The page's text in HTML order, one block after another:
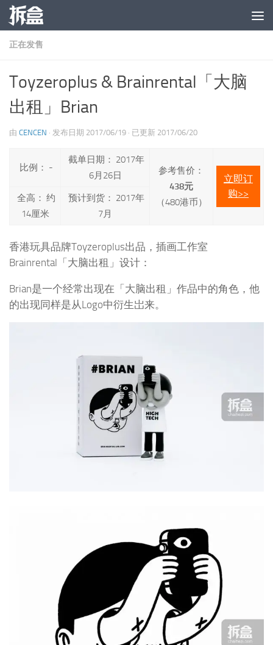
跳至内容
正在发售
Toyzeroplus & Brainrental「大脑
出租」Brian
由 CENCEN · 发布日期 2017/06/19 · 已更新 2017/06/20
比例： -
截单日期： 2017年
6月26日
参考售价：
438元
（480港币）
立即订
购>>
全高： 约
14厘米
预计到货： 2017年
7月
香港玩具品牌Toyzeroplus出品，插画工作室
Brainrental「大脑出租」设计：
Brian是一个经常出现在「大脑出租」作品中的角色，他
的出现同样是从Logo中衍生岀来。